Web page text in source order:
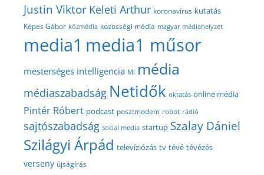
Justin Viktor Keleti Arthur koronavírus kutatás
Képes Gábor közmédia közösségi média magyar médiahelyzet
media1 media1 műsor
mesterséges intelligencia MI média
médiaszabadság Netidők oktatás online média
Pintér Róbert podcast posztmodem robot rádió
sajtószabadság social media startup Szalay Dániel
Szilágyi Árpád televíziózás tv tévé tévézés
verseny újságírás